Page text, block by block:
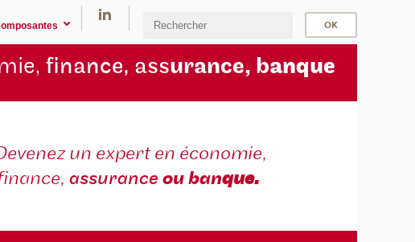
finance, assurance, banque
un expert en économie,
assurance ou banque.